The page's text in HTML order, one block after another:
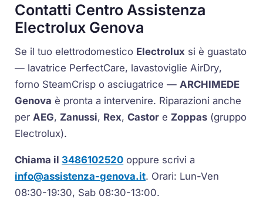
Contatti Centro Assistenza
Electrolux Genova
Se il tuo elettrodomestico Electrolux si è guastato
— lavatrice PerfectCare, lavastoviglieAirDry,
forno SteamCrisp o asciugatrice —ARCHIMEDE
Genova è pronta a intervenire. Riparazioni anche
perAEG, Zanussi, Rex,Castor e Zoppas (gruppo
Electrolux).
Chiama il 3486102520 oppure scrivi a
info@assistenza-genova.it. Orari: Lun-Ven
08:30-19:30, Sab 08:30-13:00.